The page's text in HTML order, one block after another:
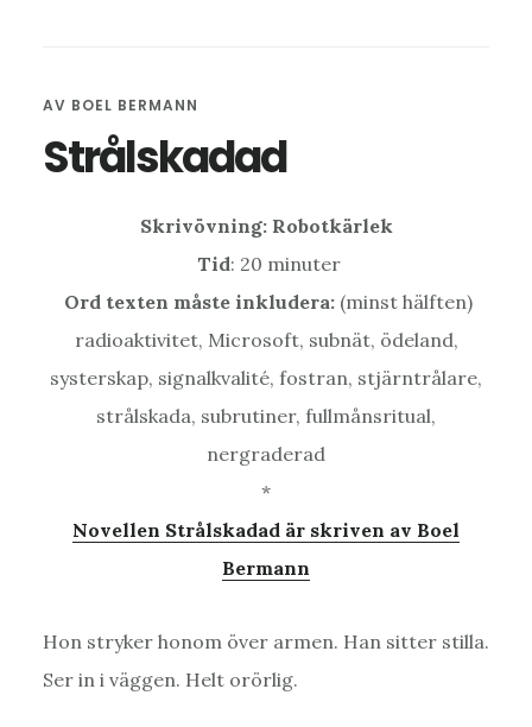
AV BOEL BERMANN
Strålskadad
Skrivövning: Robotkärlek
Tid: 20 minuter
Ord texten måste inkludera: (minst hälften)
radioaktivitet, Microsoft, subnät, ödeland,
systerskap, signalkvalité, fostran, stjärntrålare,
strålskada, subrutiner, fullmånsritual,
nergraderad
*
Novellen Strålskadad är skriven av Boel
Bermann
Hon stryker honom över armen. Han sitter stilla.
Ser in i väggen. Helt orörlig.